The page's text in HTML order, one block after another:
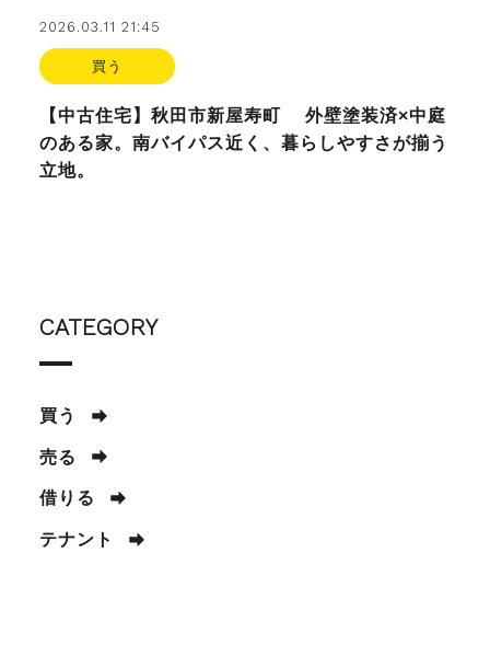
2026.03.11 21:45
買う
【中古住宅】秋田市新屋寿町 外壁塗装済×中庭
のある家。南バイパス近く、暮らしやすさが揃う
立地。
CATEGORY
買う
売る
借りる
テナント